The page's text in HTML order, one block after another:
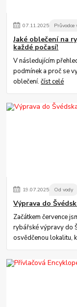
07.11.2025 Průvodce
Jaké oblečení na
každé počasí!
V následujícím
podmínek a proč se
oblečení.číst celé
19.07.2025 Od vody
Výprava do
Začátkem července
rybářské výpravy do
osvědčenou lokalitu,